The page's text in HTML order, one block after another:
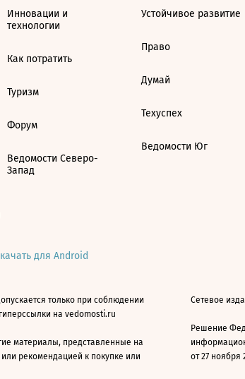
Инновации и
технологии
Как потратить
Туризм
Форум
Ведомости Северо-
Запад
Устойчивое развитие
Право
Думай
Техуспех
Ведомости Юг
для Android
только при соблюдении
на vedomosti.ru
материалы, представленные на
рекомендацией к покупке или
Сетевое
Решение
от 27 ноября